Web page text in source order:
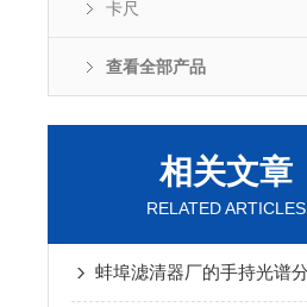
卡尺
查看全部产品
相关文章
RELATED ARTICLES